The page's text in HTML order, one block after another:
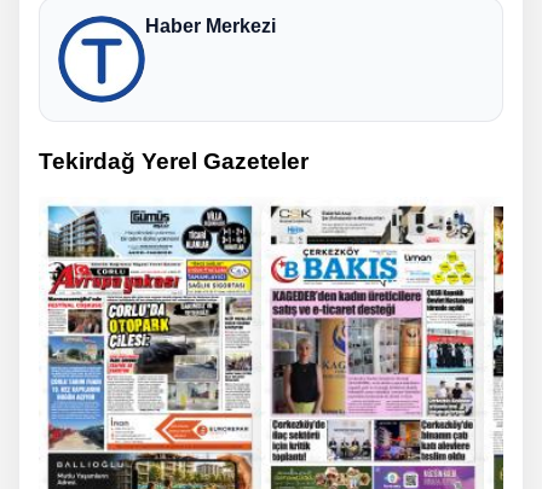
Haber Merkezi
Tekirdağ Yerel Gazeteler